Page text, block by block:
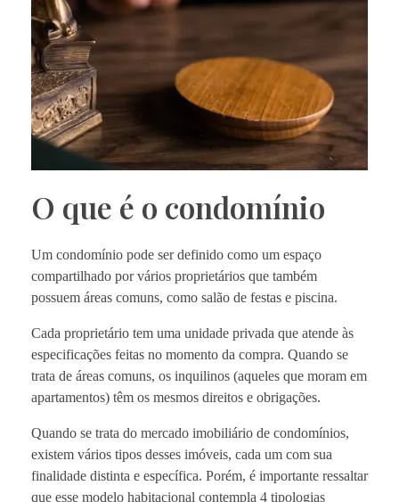
O que é o condomínio
Um condomínio pode ser definido como um espaço
compartilhado por vários proprietários que também
possuem áreas comuns, como salão de festas e piscina.
Cada proprietário tem uma unidade privada que atende às
especificações feitas no momento da compra. Quando se
trata de áreas comuns, os inquilinos (aqueles que moram em
apartamentos) têm os mesmos direitos e obrigações.
Quando se trata do mercado imobiliário de condomínios,
existem vários tipos desses imóveis, cada um com sua
finalidade distinta e específica. Porém, é importante ressaltar
que esse modelo habitacional contempla 4 tipologias